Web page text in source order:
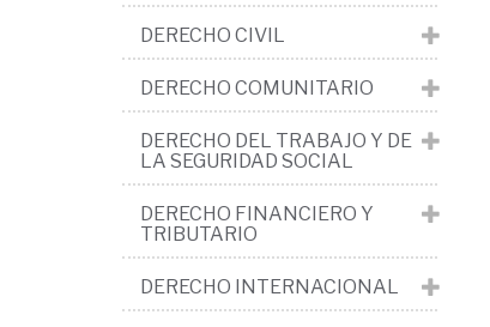
DERECHO CIVIL
DERECHO COMUNITARIO
DERECHO DEL TRABAJO Y DE
LA SEGURIDAD SOCIAL
DERECHO FINANCIERO Y
TRIBUTARIO
DERECHO INTERNACIONAL